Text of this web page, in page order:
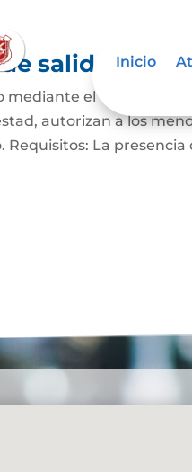
Inicio
salida de
mediante el cual los
autorizan a los
Requisitos: La presencia